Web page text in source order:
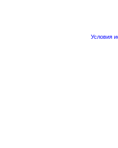
Условия